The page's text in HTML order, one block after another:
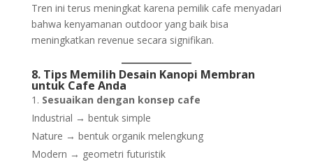
Tren ini terus meningkat karena pemilik cafe menyadari
bahwa kenyamanan outdoor yang baik bisa
meningkatkan revenue secara signifikan.
8. Tips Memilih Desain Kanopi Membran
untuk Cafe Anda
Sesuaikan dengan konsep cafe
Industrial → bentuk simple
Nature → bentuk organik melengkung
Modern → geometri futuristik